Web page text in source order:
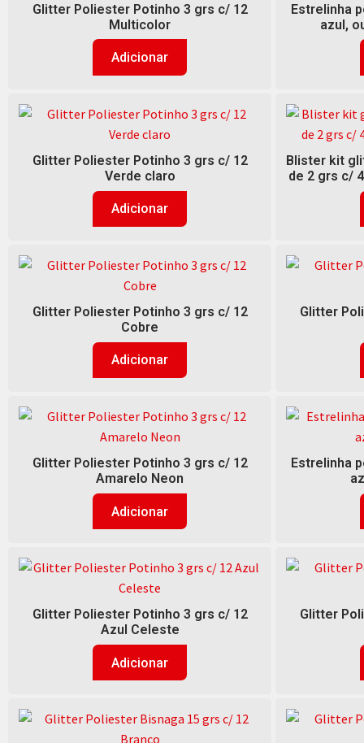
Glitter Poliester Potinho 3 grs c/ 12
Multicolor
Adicionar
Estrelinha
azul,
Glitter Poliester Potinho 3 grs c/ 12
Verde claro
Adicionar
Blister kit
de 2 grs c/
Glitter Poliester Potinho 3 grs c/ 12
Cobre
Adicionar
Glitter
Glitter Poliester Potinho 3 grs c/ 12
Amarelo Neon
Adicionar
Estrelinha
Glitter Poliester Potinho 3 grs c/ 12
Azul Celeste
Adicionar
Glitter